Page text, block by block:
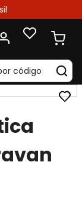
código